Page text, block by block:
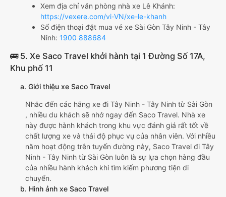
Xem địa chỉ văn phòng nhà xe Lê Khánh:
https://vexere.com/vi-VN/xe-le-khanh
Số điện thoại đặt mua vé xe Sài Gòn Tây Ninh - Tây
Ninh: 1900 888684
🚌 5. Xe Saco Travel khởi hành tại 1 Đường Số 17A,
Khu phố 11
a. Giới thiệu xe Saco Travel
Nhắc đến các hãng xe đi Tây Ninh - Tây Ninh từ Sài Gòn
, nhiều du khách sẽ nhớ ngay đến Saco Travel. Nhà xe
này được hành khách trong khu vực đánh giá rất tốt về
chất lượng xe và thái độ phục vụ của nhân viên. Với nhiều
năm hoạt động trên tuyến đường này, Saco Travel đi Tây
Ninh - Tây Ninh từ Sài Gòn luôn là sự lựa chọn hàng đầu
của nhiều hành khách khi tìm kiếm phương tiện di
chuyển.
b. Hình ảnh xe Saco Travel